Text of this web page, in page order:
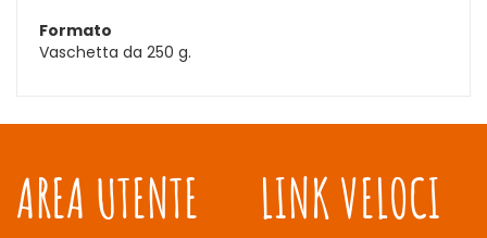
Formato
Vaschetta da 250 g.
AREA UTENTE LINK VELOCI